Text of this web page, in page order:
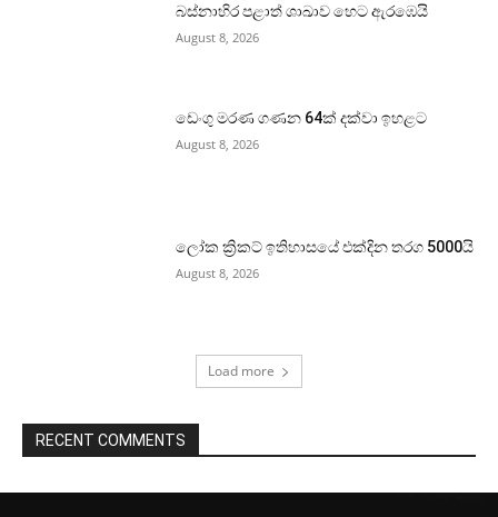
බස්නාහිර පළාත් ශාඛාව හෙට ඇරඹෙයි
August 8, 2026
ඩෙංගු මරණ ගණන 64ක් දක්වා ඉහළට
August 8, 2026
ලෝක ක්‍රිකට් ඉතිහාසයේ එක්දින තරග 5000යි
August 8, 2026
Load more
RECENT COMMENTS